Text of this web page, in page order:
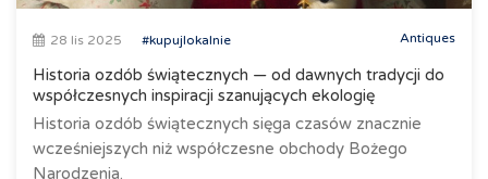
28 lis 2025 #kupujlokalnie Antiques
Historia ozdób świątecznych — od dawnych tradycji do
współczesnych inspiracji szanujących ekologię
Historia ozdób świątecznych sięga czasów znacznie
wcześniejszych niż współczesne obchody Bożego
Narodzenia.